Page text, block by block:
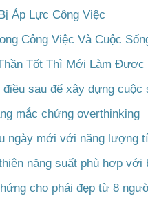
Áp Lực Công Việc
Công Việc Và Cuộc
Tốt Thì Mới Làm Được
điều sau để xây dựng cuộc
mắc chứng overthinking
ngày mới với năng lượng
năng suất phù hợp với
cho phái đẹp từ 8